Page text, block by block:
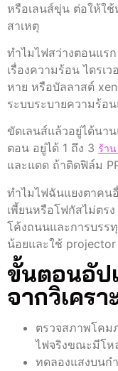
หรือเลนส์ขุ่น ต่อให้ใ
สาเหตุ
ทำไมไฟสว่างตอนแร
เรื่องความร้อน ไดรเ
หาย หรือบัลลาสต์
ระบบระบายความร้
ขัดเลนส์แล้วอยู่ได้นา
ตอน อยู่ได้ 1 ถึง 3 ร้า
และแดด ถ้าติดฟิล์ม
ทำไมไฟฉันแยงตาคน
เพี้ยนหรือโฟกัสไม่ตร
โค้งถนนและการบรร
น้อยและใช้
ขั้นตอนอัป
จากวิเคร
ตรวจสภาพโคม
ไฟจริงขณะมีโห
ทดลองแสงบนก